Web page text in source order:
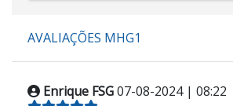
AVALIAÇÕES MHG1
Enrique FSG07-08-2024 | 08:22